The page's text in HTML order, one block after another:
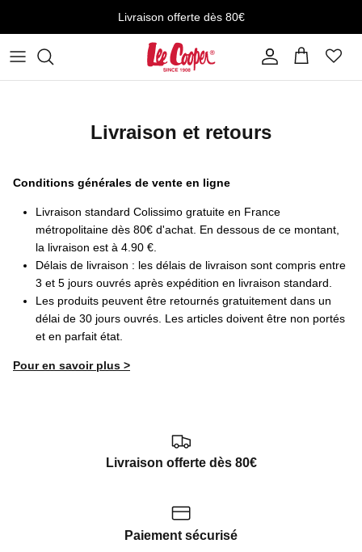
Livraison offerte dès 80€
ComptePanier
Livraison et retours
Conditions générales de vente en ligne
Livraison standard Colissimo gratuite en France
métropolitaine dès 80€ d'achat. En dessous de ce montant,
la livraison est à 4.90 €.
Délais de livraison : les délais de livraison sont compris entre
3 et 5 jours ouvrés après expédition en livraison standard.
Les produits peuvent être retournés gratuitement dans un
délai de 30 jours ouvrés. Les articles doivent être non portés
et en parfait état.
Pour en savoir plus >
Livraison offerte dès 80€
Paiement sécurisé